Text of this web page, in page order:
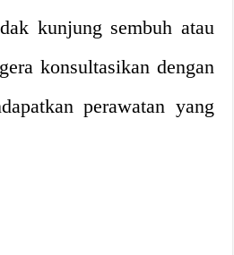
kunjung sembuh atau
konsultasikan dengan
perawatan yang